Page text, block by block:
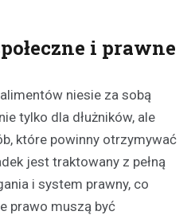
i prawne
niesie za sobą
nie tylko dla dłużników, ale
które powinny otrzymywać
jest traktowany z pełną
i system prawny, co
prawo muszą być